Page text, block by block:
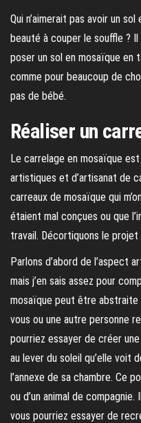
Qui n’aimerait pas avoir un
beauté à couper le souffle ?
poser un sol en mosaïque en
comme pour beaucoup de
pas de bébé.
Réaliser un
Le carrelage en mosaïque
artistiques et d’artisanat de
carreaux de mosaïque qui
étaient mal conçues ou que
travail. Décortiquons le
Parlons d’abord de l’aspect
mais j’en sais assez pour
mosaïque peut être abstraite
vous ou une autre personne
pourriez essayer de créer
au lever du soleil qu’elle voit
l’annexe de sa chambre. Ce
ou d’un animal de
vous pourriez essayer de